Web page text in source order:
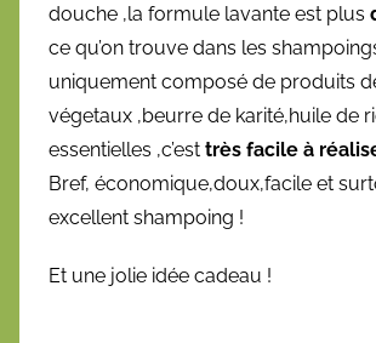
douche ,la formule lavante est plus
ce qu’on trouve dans les
uniquement composé de produits
végetaux ,beurre de karité,huile de
essentielles ,c’est très facile à
Bref, économique,doux,facile et
excellent shampoing !
Et une jolie idée cadeau !